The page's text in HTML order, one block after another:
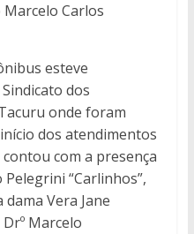
Carlos
esteve
dos
onde foram
dos atendimentos
com a presença
“Carlinhos”,
Vera Jane
Marcelo